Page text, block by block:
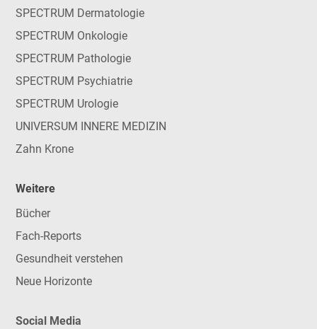
SPECTRUM Dermatologie
SPECTRUM Onkologie
SPECTRUM Pathologie
SPECTRUM Psychiatrie
SPECTRUM Urologie
UNIVERSUM INNERE MEDIZIN
Zahn Krone
Weitere
Bücher
Fach-Reports
Gesundheit verstehen
Neue Horizonte
Social Media